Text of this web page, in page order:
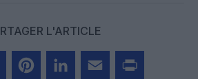
L'ARTICLE